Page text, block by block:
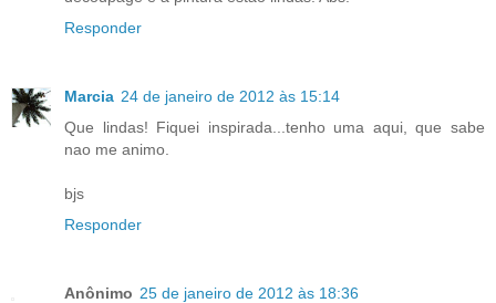
Responder
Marcia 24 de janeiro de 2012 às 15:14
Que lindas! Fiquei inspirada...tenho uma aqui, que sabe
nao me animo.
bjs
Responder
Anônimo 25 de janeiro de 2012 às 18:36